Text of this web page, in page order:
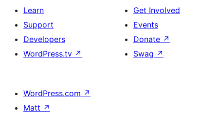
Learn
Support
Developers
WordPress.tv ↗
Get Involved
Events
Donate ↗
Swag ↗
WordPress.com ↗
Matt ↗